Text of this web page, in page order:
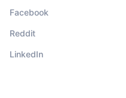
Facebook
Reddit
LinkedIn